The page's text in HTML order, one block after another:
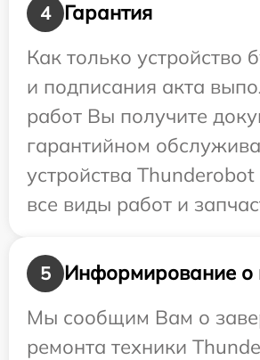
4
Гарантия
Как только устройство
и подписания акта
работ Вы получите
гарантийном
устройства
все виды работ и
5
Информирование о
Мы сообщим Вам о
ремонта техники